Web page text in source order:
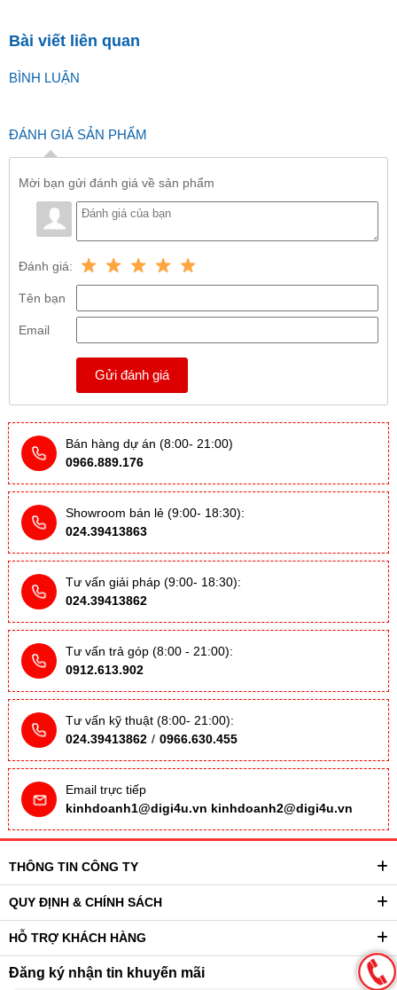
Bài viết liên quan
BÌNH LUẬN
ĐÁNH GIÁ SẢN PHẨM
Mời bạn gửi đánh giá về sản phẩm
Đánh giá:
Tên bạn
Email
Gửi đánh giá
Bán hàng dự án (8:00- 21:00)
0966.889.176
Showroom bán lẻ (9:00- 18:30):
024.39413863
Tư vấn giải pháp (9:00- 18:30):
024.39413862
Tư vấn trả góp (8:00 - 21:00):
0912.613.902
Tư vấn kỹ thuật (8:00- 21:00):
024.39413862 / 0966.630.455
Email trực tiếp
kinhdoanh1@digi4u.vn kinhdoanh2@digi4u.vn
THÔNG TIN CÔNG TY
QUY ĐỊNH & CHÍNH SÁCH
HỖ TRỢ KHÁCH HÀNG
Đăng ký nhận tin khuyến mãi